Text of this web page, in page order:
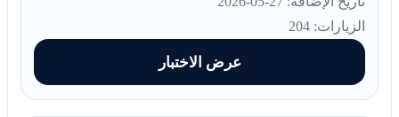
الزيارات: 204
عرض الاختبار